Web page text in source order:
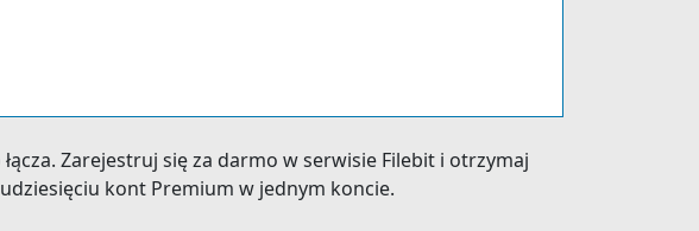
Zarejestruj się za darmo w serwisie Filebit i otrzymaj
kont Premium w jednym koncie.